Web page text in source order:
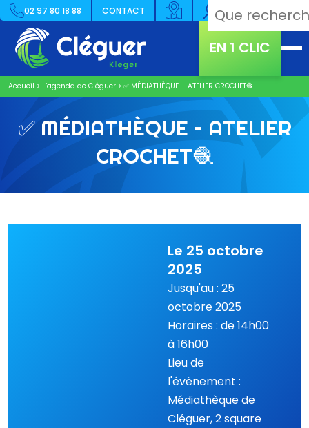
02 97 80 18 88 CONTACT
EN 1 CLIC
Accueil > L’agenda de Cléguer > ✅ MÉDIATHÈQUE – ATELIER CROCHET🧶​
✅ MÉDIATHÈQUE – ATELIER
CROCHET🧶​
Le 25 octobre
2025
Jusqu'au : 25
octobre 2025
Horaires : de 14h00
à 16h00
Lieu de
l'évènement :
Médiathèque de
Cléguer, 2 square